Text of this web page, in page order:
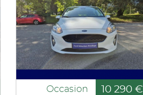
Occasion 10 290 €